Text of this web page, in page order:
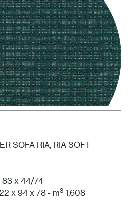
SOFA RIA, RIA SOFT
83 x 44/74
x 94 x 78 - m3 1,608